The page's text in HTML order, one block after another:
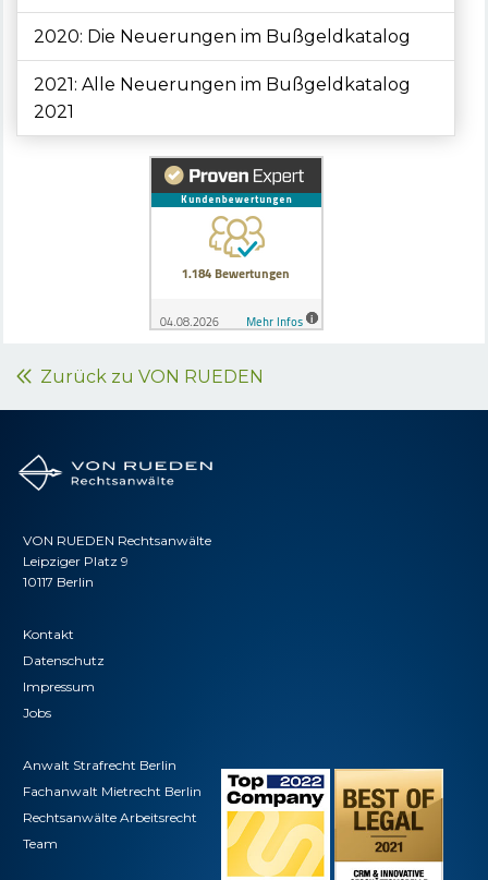
2020: Die Neuerungen im Bußgeldkatalog
2021: Alle Neuerungen im Bußgeldkatalog
2021
Zurück zu VON RUEDEN
VON RUEDEN Rechtsanwälte
Leipziger Platz 9
10117 Berlin
Kontakt
Datenschutz
Impressum
Jobs
Anwalt Strafrecht Berlin
Fachanwalt Mietrecht Berlin
Rechtsanwälte Arbeitsrecht
Team